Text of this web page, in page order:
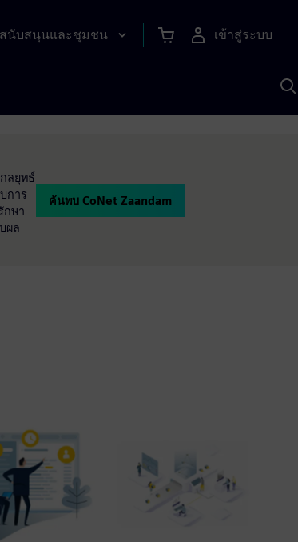
นับสนุนและชุมชน เข้าสู่ระบบ
ลยุทธ์
การ
กษา
ผล
ค้นพบ CoNet Zaandam